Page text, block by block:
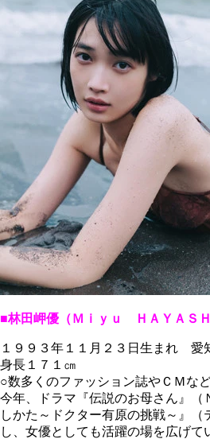
■林田岬優（Ｍｉｙｕ ＨＡＹＡＳＨ
１９９３年１１月２３日生まれ 愛
身長１７１㎝
○数多くのファッション誌やＣＭな
今年、ドラマ『伝説のお母さん』（
しかた～ドクター有原の挑戦～』
し、女優としても活躍の場を広げて